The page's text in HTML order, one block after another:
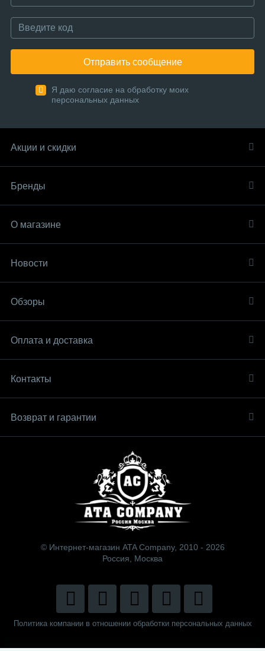
Отправить сообщение
Я даю согласие на обработку моих
персональных данных
Акции и скидки
Бренды
О магазине
Новости
Обзоры
Оплата и доставка
Контакты
Возврат и гарантии
© Интернет-магазин ATA Company, 2010 - 2026
Россия, Москва
Политика компании в отношении обработки персональных данных